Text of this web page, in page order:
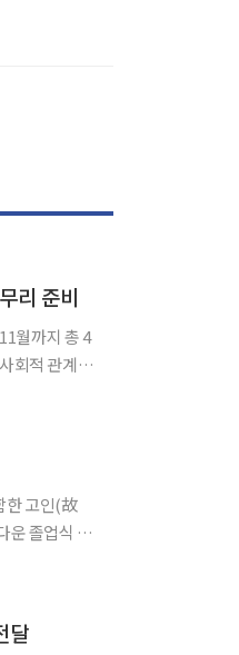
리 준비
월까지 총 4
한 고인(故
달